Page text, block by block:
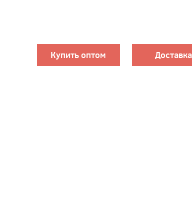
Купить оптом Доставка